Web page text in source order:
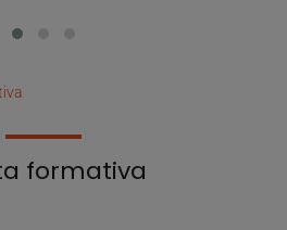
formativa